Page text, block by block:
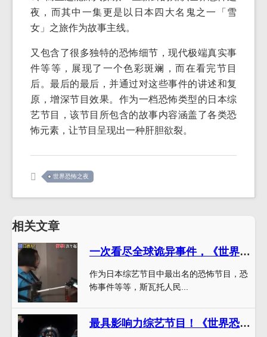
夜，而其中一集更是以日本四大名鬼之一「雪
女」之旅作为故事主线。
又包含了很多独特的恐怖细节，现代极端真实事
件等等，展现了一个色彩斑斓，而在看完节目
后。最后的最后，并通过对这些事件的讲述和复
原，增深节目效果。作为一档恐怖类型的日本综
艺节目，该节目所包含的故事内容涵盖了各类恐
怖元素，让节目呈现出一种肝胆欲裂。
世界恐怖之夜
相关文章
一次看尽全球诡异事件，《世界恐怖之夜》预警你的灵魂
作为日本综艺节目中最出名的恐怖节目，恐
怖事件等等，斯瓦托人民...
最具影响力综艺节目！《世界恐怖之夜》2020让你不寂寞